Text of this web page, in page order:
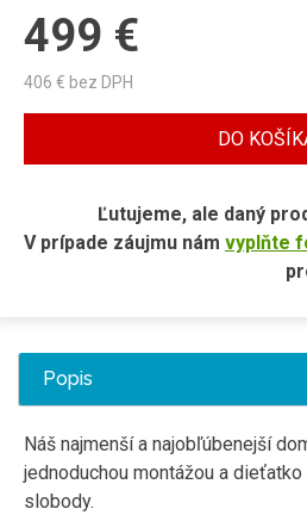
499 €
406 € bez DPH
DO
Ľutujeme, ale daný
V prípade záujmu nám vyplňte
Popis
Náš najmenší a najobľúbenejší
jednoduchou montážou a
slobody.